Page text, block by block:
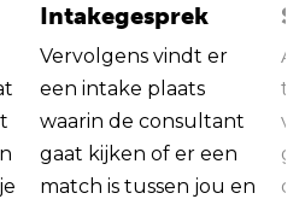
Intakegesprek
Vervolgens vindt er
een intake plaats
waarin de consultant
gaat kijken of er een
match is tussen jou en